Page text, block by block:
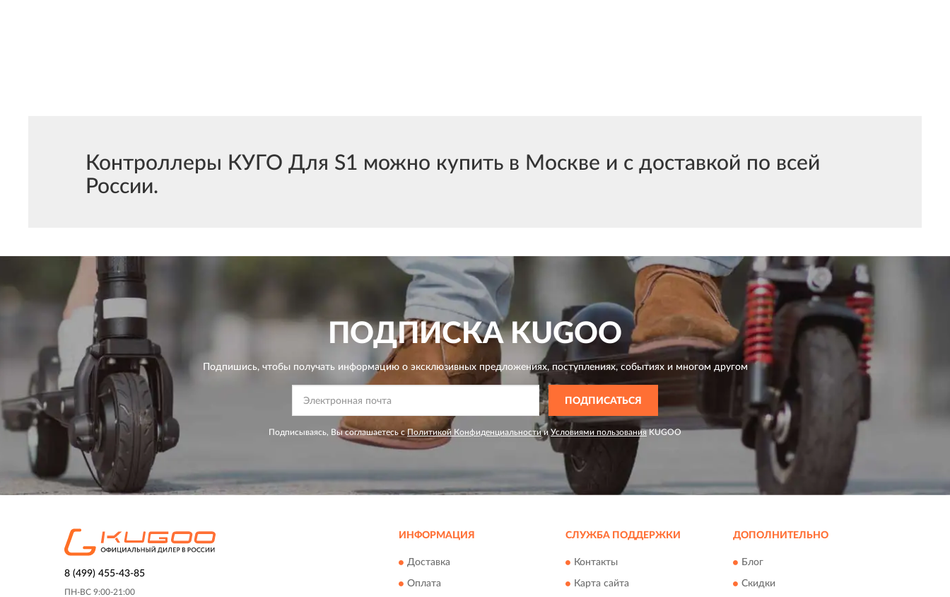
Контроллеры КУГО Для S1 можно купить в Москве и с доставкой по всей
России.
ПОДПИСКАKUGOO
Подпишись, чтобы получать информацию о эксклюзивных предложениях,поступлениях, событиях и многом другом
ПОДПИСАТЬСЯ
Подписываясь, Вы соглашаетесь с Политикой Конфиденциальности и Условиями пользованияKUGOO
8 (499) 455-43-85
ПН-ВС 9:00-21:00
ИНФОРМАЦИЯ
Доставка
Оплата
СЛУЖБА ПОДДЕРЖКИ
Контакты
Карта сайта
ДОПОЛНИТЕЛЬНО
Блог
Скидки